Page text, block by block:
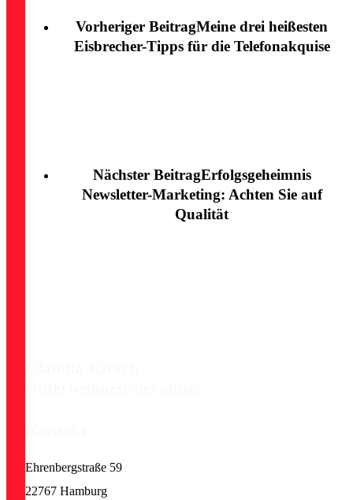
Vorheriger BeitragMeine drei heißesten
Eisbrecher-Tipps für die Telefonakquise
Nächster BeitragErfolgsgeheimnis
Newsletter-Marketing: Achten Sie auf
Qualität
Ehrenbergstraße 59
22767 Hamburg